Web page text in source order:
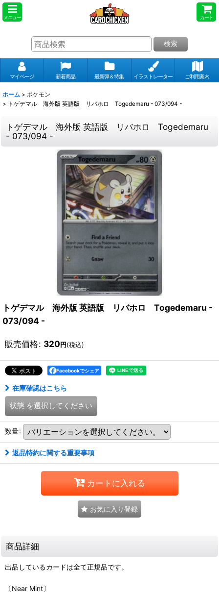
メニュー カート
検索
マイページ 新着商品 最新弾＆特集 イラストレーター ご利用案内
ホーム > ポケモン
> トゲデマル 海外版 英語版 リバホロ Togedemaru - 073/094 -
トゲデマル 海外版 英語版 リバホロ Togedemaru
- 073/094 -
トゲデマル 海外版 英語版 リバホロ Togedemaru -
073/094 -
販売価格: 320円(税込)
Facebookでシェア
在庫確認はこちら
状態 を選択してください
数量:
返品特約に関する重要事項
カートに入れる
お気に入り登録
商品詳細
出品しているカードは全て正規品です。
〔Near Mint〕